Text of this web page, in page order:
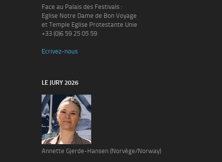
Face au Palais des Festivals :
Eglise Notre Dame de Bon Voyage
et Temple Eglise Protestante Unie
+33 (0)6 59 25 05 59
Ecrivez-nous
LE JURY 2026
Annette Gjerde-Hansen (Norvège/Norway)